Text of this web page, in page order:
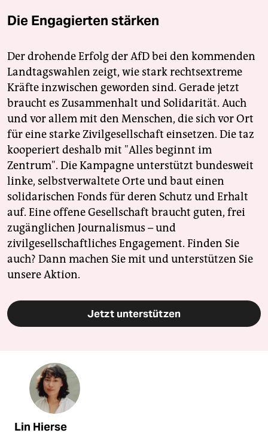
Die Engagierten stärken
Der drohende Erfolg der AfD bei den kommenden
Landtagswahlen zeigt, wie stark rechtsextreme
Kräfte inzwischen geworden sind. Gerade jetzt
braucht es Zusammenhalt und Solidarität. Auch
und vor allem mit den Menschen, die sich vor Ort
für eine starke Zivilgesellschaft einsetzen. Die taz
kooperiert deshalb mit "Alles beginnt im
Zentrum". Die Kampagne unterstützt bundesweit
linke, selbstverwaltete Orte und baut einen
solidarischen Fonds für deren Schutz und Erhalt
auf. Eine offene Gesellschaft braucht guten, frei
zugänglichen Journalismus – und
zivilgesellschaftliches Engagement. Finden Sie
auch? Dann machen Sie mit und unterstützen Sie
unsere Aktion.
Jetzt unterstützen
Lin Hierse